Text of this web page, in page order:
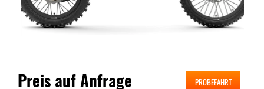
Preis auf Anfrage PROBEFAHRT